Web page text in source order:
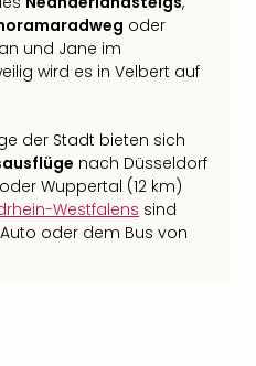
oder
und Jane im
wird es in Velbert auf
der Stadt bieten sich
nach Düsseldorf
Wuppertal (12 km)
Westfalens sind
oder dem Bus von